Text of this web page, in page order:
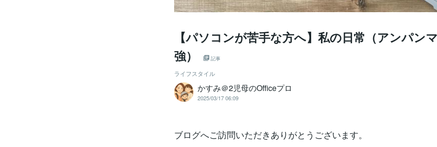
【パソコンが苦手な方へ】私の日常（アンパン
強）
記事
ライフスタイル
かすみ＠2児母のOfficeプロ
2025/03/17 06:09
ブログへご訪問いただきありがとうございます。